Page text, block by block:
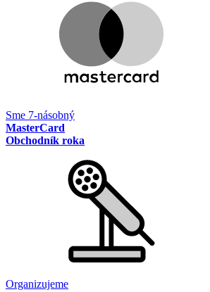
Sme 7-násobný
MasterCard
Obchodník roka
Organizujeme